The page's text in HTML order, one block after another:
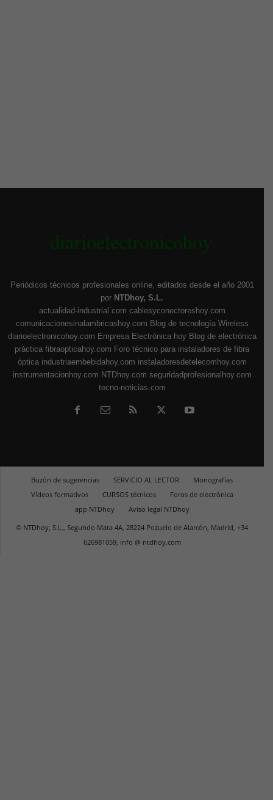
Periódicos técnicos profesionales online, editados desde el año 2001
por NTDhoy, S.L.
actualidad-industrial.com cablesyconectoreshoy.com
comunicacionesinalambricashoy.com Blog de tecnología Wireless
diarioelectronicohoy.com Empresa Electrónica hoy Blog de electrónica
práctica fibraopticahoy.com Foro técnico para instaladores de fibra
óptica industriaembebidahoy.com instaladoresdetelecomhoy.com
instrumentacionhoy.com NTDhoy.com seguridadprofesionalhoy.com
tecno-noticias.com
Buzón de sugerencias SERVICIO AL LECTOR
Monografías
Vídeos formativos
CURSOS técnicos
Foros de electrónica
app NTDhoy
Aviso legal NTDhoy
© NTDhoy, S.L., Segundo Mata 4A, 28224 Pozuelo de Alarcón, Madrid, +34
626981059, info @ ntdhoy.com